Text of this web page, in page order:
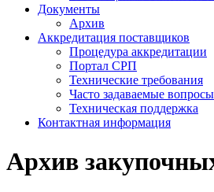
Документы
Архив
Аккредитация поставщиков
Процедура аккредитации
Портал СРП
Технические требования
Часто задаваемые вопросы
Техническая поддержка
Контактная информация
Архив